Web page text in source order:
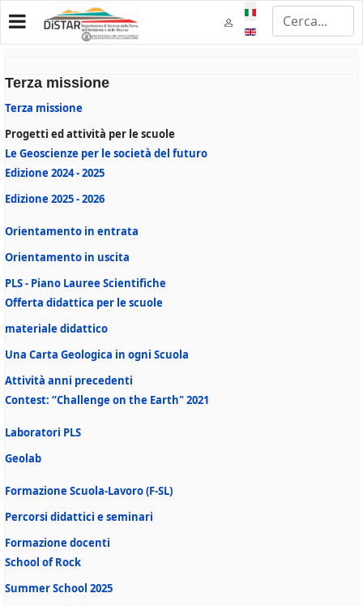
Seleziona la tua lingua
Terza missione
Terza missione
Progetti ed attività per le scuole
Le Geoscienze per le società del futuro
Edizione 2024 - 2025
Edizione 2025 - 2026
Orientamento in entrata
Orientamento in uscita
PLS - Piano Lauree Scientifiche
Offerta didattica per le scuole
materiale didattico
Una Carta Geologica in ogni Scuola
Attività anni precedenti
Contest: “Challenge on the Earth" 2021
Laboratori PLS
Geolab
Formazione Scuola-Lavoro (F-SL)
Percorsi didattici e seminari
Formazione docenti
School of Rock
Summer School 2025